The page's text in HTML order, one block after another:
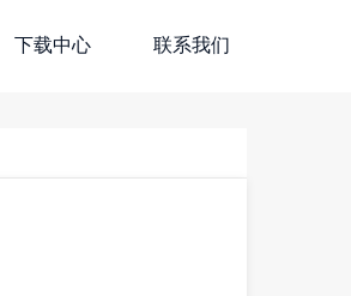
下载中心 联系我们